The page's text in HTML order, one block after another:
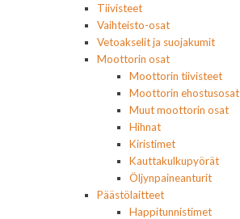
Tiivisteet
Vaihteisto-osat
Vetoakselit ja suojakumit
Moottorin osat
Moottorin tiivisteet
Moottorin ehostusosat
Muut moottorin osat
Hihnat
Kiristimet
Kauttakulkupyörät
Öljynpaineanturit
Päästölaitteet
Happitunnistimet